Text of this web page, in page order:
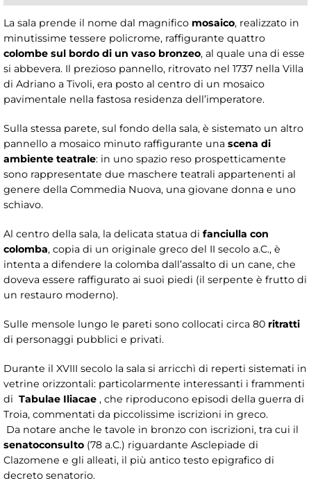
La sala prende il nome dal magnifico mosaico, realizzato in
minutissime tessere policrome, raffigurante quattro
colombe sul bordo di un vaso bronzeo, al quale una di esse
si abbevera. Il prezioso pannello, ritrovato nel 1737 nella Villa
di Adriano a Tivoli, era posto al centro di un mosaico
pavimentale nella fastosa residenza dell’imperatore.
Sulla stessa parete, sul fondo della sala, è sistemato un altro
pannello a mosaico minuto raffigurante una scena di
ambiente teatrale: in uno spazio reso prospetticamente
sono rappresentate due maschere teatrali appartenenti al
genere della Commedia Nuova, una giovane donna e uno
schiavo.
Al centro della sala, la delicata statua di fanciulla con
colomba, copia di un originale greco del II secolo a.C., è
intenta a difendere la colomba dall’assalto di un cane, che
doveva essere raffigurato ai suoi piedi (il serpente è frutto di
un restauro moderno).
Sulle mensole lungo le pareti sono collocati circa 80 ritratti
di personaggi pubblici e privati.
Durante il XVIII secolo la sala si arricchì di reperti sistemati in
vetrine orizzontali: particolarmente interessanti i frammenti
di Tabulae Iliacae , che riproducono episodi della guerra di
Troia, commentati da piccolissime iscrizioni in greco.
Da notare anche le tavole in bronzo con iscrizioni, tra cui il
senatoconsulto (78 a.C.) riguardante Asclepiade di
Clazomene e gli alleati, il più antico testo epigrafico di
decreto senatorio.